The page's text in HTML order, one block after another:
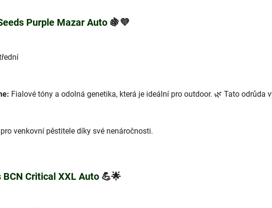
Purple Mazar Auto 🍇💜
Fialové tóny a odolná genetika, která je ideální pro outdoor. 🌿 Tato odrůda
venkovní pěstitele díky své nenáročnosti.
Critical XXL Auto 💪🌟